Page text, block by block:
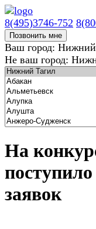
8(495)3746-752
Позвонить мне
Ваш город:
Не ваш город:
На
заявок